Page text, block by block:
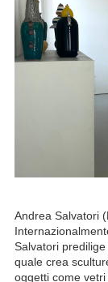
Andrea Salvatori
Salvatori
quale crea
oggetti come